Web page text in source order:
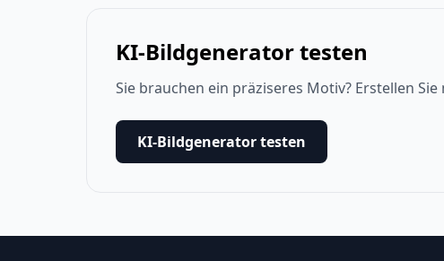
KI-Bildgenerator testen
Sie brauchen ein präziseres Motiv? Erstellen
KI-Bildgenerator testen